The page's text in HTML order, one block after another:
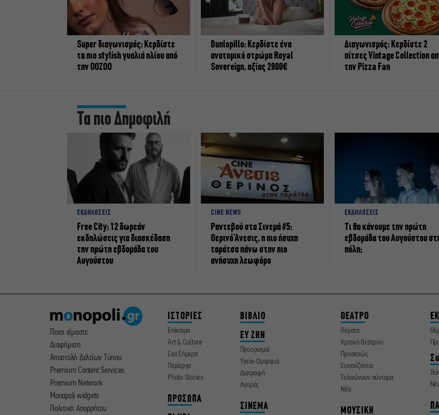
Super διαγωνισμός: Κερδίστε
τα πιο stylish γυαλιά ηλίου από
την OOZOO
Dunlopillo: Κερδίστε ένα
ανατομικό στρώμα Royal
Sovereign, αξίας 2900€
Διαγωνισμός: Κερδίστε 2
πίτσες Vintage Collection
την Pizza Fan
Τα πιο Δημοφιλή
ΕΚΔΗΛΩΣΕΙΣ
Free City: 12 δωρεάν
εκδηλώσεις για διασκέδαση
την πρώτη εβδομάδα του
Αυγούστου
CINE NEWS
Ραντεβού στα Σινεμά #5:
Θερινό Άνεσις, η πιο ήσυχη
ταράτσα πάνω στην πιο
ανήσυχη λεωφόρο
ΕΚΔΗΛΩΣΕΙΣ
Τι θα κάνουμε την πρώτη
εβδομάδα του Αυγούστου
πόλη;
Ποιοι είμαστε
Διαφήμιση
Αποστολή Δελτίων Τύπου
Premium Content Services
Premium Network
Monopoli widgets
Πολιτική Απορρήτου
ΙΣΤΟΡΙΕΣ
Επίκαιρα
Art & Culture
Σαν Σήμερα
Περίεργα
Photo Stories
ΠΡΟΣΩΠΑ
ΒΙΒΛΙΟ
ΕΥ ΖΗΝ
Προορισμοί
Υγεία-Ομορφιά
Διατροφή
Αγορές
ΣΙΝΕΜΑ
ΘΕΑΤΡΟ
Θέματα
Κριτική Θεάτρου
Προσεχώς
Συνεχίζονται
Τελειώνουν σύντομα
Νέα
ΜΟΥΣΙΚΗ